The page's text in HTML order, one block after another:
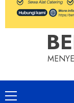
Primary